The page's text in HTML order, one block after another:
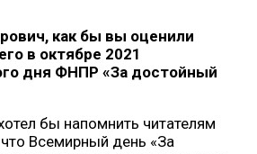
как бы вы оценили
в октябре 2021
дня ФНПР «За достойный
бы напомнить читателям
Всемирный день «За